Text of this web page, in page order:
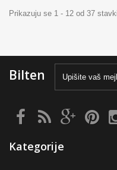
Prikazuju se 1 - 12 od 37 stavki
Bilten
Kategorije